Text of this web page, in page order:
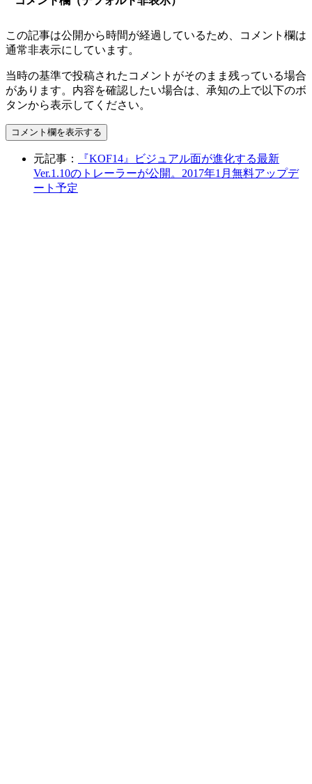
この記事は公開から時間が経過しているため、コメント欄は
通常非表示にしています。
当時の基準で投稿されたコメントがそのまま残っている場合
があります。内容を確認したい場合は、承知の上で以下のボ
タンから表示してください。
コメント欄を表示する
元記事：
『KOF14』ビジュアル面が進化する最新
Ver.1.10のトレーラーが公開。2017年1月無料アップデ
ート予定